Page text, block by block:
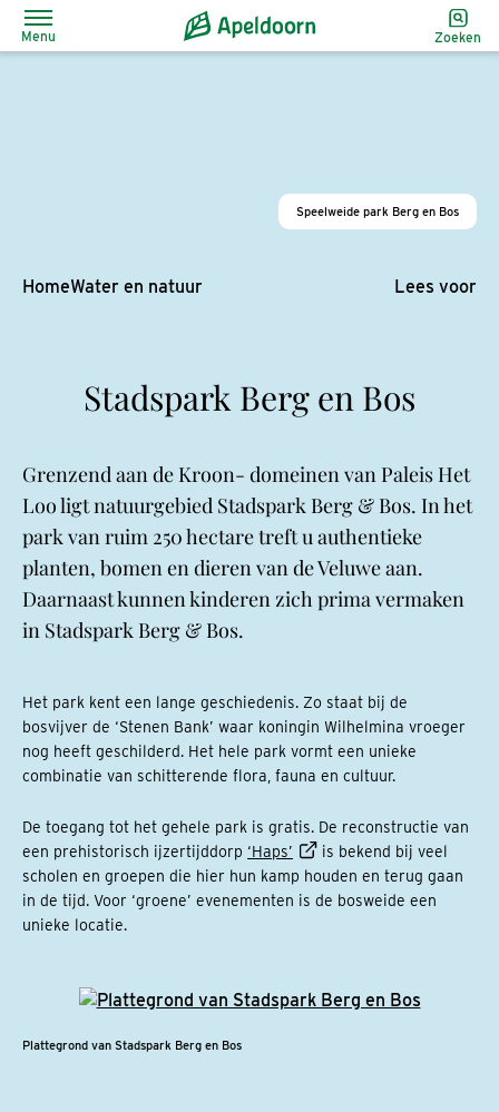
Menu Zoeken
Speelweide park Berg en Bos
HomeWater en natuur Lees voor
Stadspark Berg en Bos
Grenzend aan de Kroon- domeinen van Paleis Het
Loo ligt natuurgebied Stadspark Berg & Bos. In het
park van ruim 250 hectare treft u authentieke
planten, bomen en dieren van de Veluwe aan.
Daarnaast kunnen kinderen zich prima vermaken
in Stadspark Berg & Bos.
Het park kent een lange geschiedenis. Zo staat bij de
bosvijver de ‘Stenen Bank’ waar koningin Wilhelmina vroeger
nog heeft geschilderd. Het hele park vormt een unieke
combinatie van schitterende flora, fauna en cultuur.
De toegang tot het gehele park is gratis. De reconstructie van
een prehistorisch ijzertijddorp ‘Haps’
is bekend bij veel
scholen en groepen die hier hun kamp houden en terug gaan
in de tijd. Voor ‘groene’ evenementen is de bosweide een
unieke locatie.
Plattegrond van Stadspark Berg en Bos